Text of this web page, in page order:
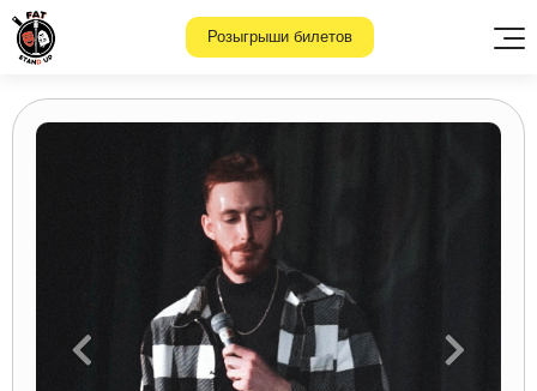
Розыгрыши билетов